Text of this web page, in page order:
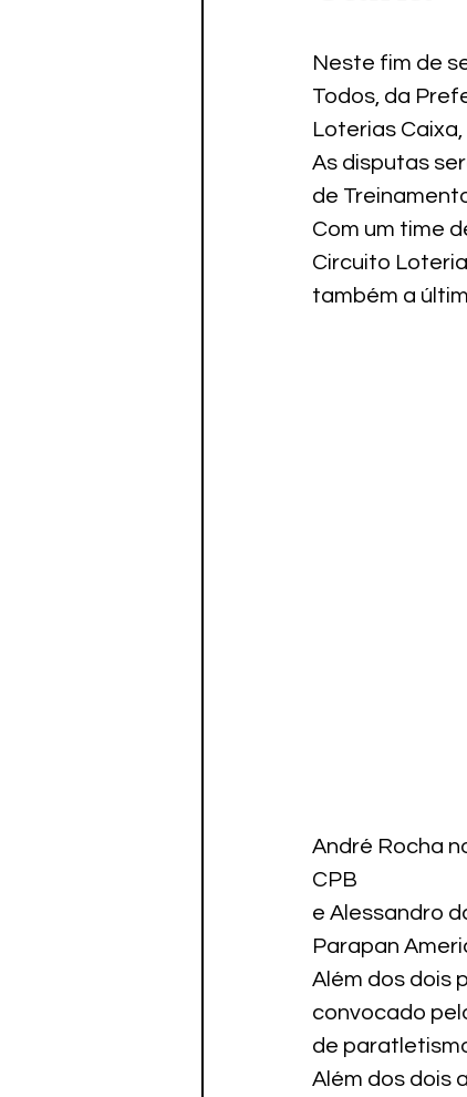
Neste fim de
Todos, da
Loterias
As disputas
de
Com um time
Circuito
também a
André Rocha
CPB
e Alessandro
Parapan
Além dos dois
convocado
de
Além dos dois